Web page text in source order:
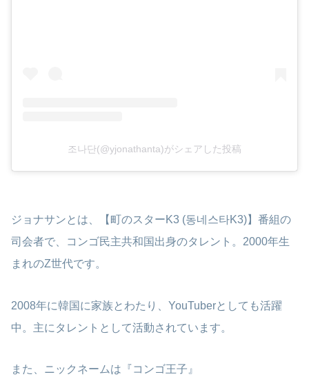
조나단(@yjonathanta)がシェアした投稿
ジョナサンとは、【町のスターK3 (동네스타K3)】番組の
司会者で、コンゴ民主共和国出身のタレント。2000年生
まれのZ世代です。
2008年に韓国に家族とわたり、YouTuberとしても活躍
中。主にタレントとして活動されています。
また、ニックネームは『コンゴ王子』